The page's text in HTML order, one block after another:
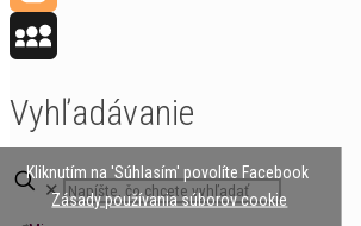
Blogger
Vyhľadávanie
✕